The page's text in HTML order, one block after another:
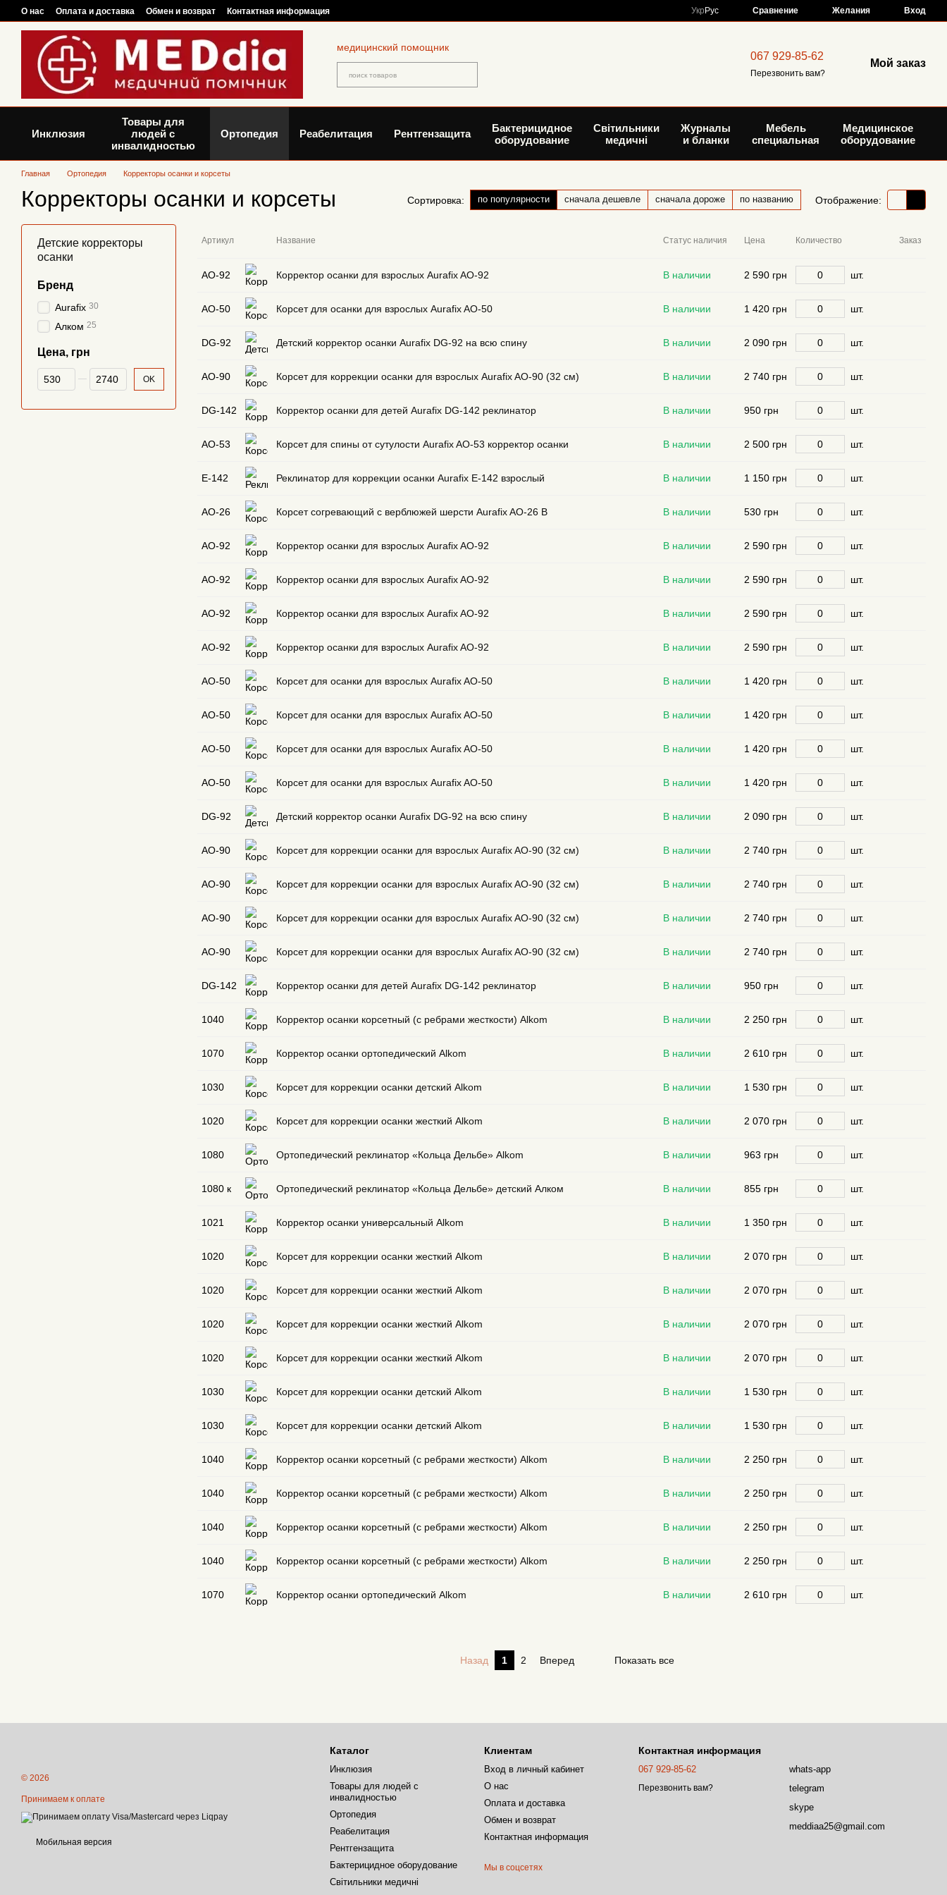
Перейти к основному контенту
О нас Оплата и доставка Обмен и возврат Контактная информация Укр Рус Сравнение Желания Вход
медицинский помощник
067 929-85-62
Перезвонить вам?
Мой заказ
Инклюзия
Товары для
людей с
инвалидностью
Ортопедия Реабелитация Рентгензащита
Бактерицидное
оборудование
Світильники
медичні
Журналы
и бланки
Мебель
специальная
Медицинское
оборудование
Главная Ортопедия Корректоры осанки и корсеты
Корректоры осанки и корсеты Сортировка: по популярности сначала дешевле сначала дороже по названию Отображение:
Артикул Название Статус наличия Цена Количество Заказ
АО-92 Корректор осанки для взрослых Aurafix AO-92 В наличии 2 590 грн шт.
АО-50 Корсет для осанки для взрослых Aurafix AO-50 В наличии 1 420 грн шт.
DG-92 Детский корректор осанки Aurafix DG-92 на всю спину В наличии 2 090 грн шт.
AO-90 Корсет для коррекции осанки для взрослых Aurafix AO-90 (32 см) В наличии 2 740 грн шт.
DG-142 Корректор осанки для детей Aurafix DG-142 реклинатор В наличии 950 грн шт.
AO-53 Корсет для спины от сутулости Aurafix AO-53 корректор осанки В наличии 2 500 грн шт.
E-142 Реклинатор для коррекции осанки Aurafix E-142 взрослый В наличии 1 150 грн шт.
AO-26 Корсет согревающий с верблюжей шерсти Aurafix AO-26 B В наличии 530 грн шт.
АО-92 Корректор осанки для взрослых Aurafix AO-92 В наличии 2 590 грн шт.
АО-92 Корректор осанки для взрослых Aurafix AO-92 В наличии 2 590 грн шт.
АО-92 Корректор осанки для взрослых Aurafix AO-92 В наличии 2 590 грн шт.
АО-92 Корректор осанки для взрослых Aurafix AO-92 В наличии 2 590 грн шт.
АО-50 Корсет для осанки для взрослых Aurafix AO-50 В наличии 1 420 грн шт.
АО-50 Корсет для осанки для взрослых Aurafix AO-50 В наличии 1 420 грн шт.
АО-50 Корсет для осанки для взрослых Aurafix AO-50 В наличии 1 420 грн шт.
АО-50 Корсет для осанки для взрослых Aurafix AO-50 В наличии 1 420 грн шт.
DG-92 Детский корректор осанки Aurafix DG-92 на всю спину В наличии 2 090 грн шт.
AO-90 Корсет для коррекции осанки для взрослых Aurafix AO-90 (32 см) В наличии 2 740 грн шт.
AO-90 Корсет для коррекции осанки для взрослых Aurafix AO-90 (32 см) В наличии 2 740 грн шт.
AO-90 Корсет для коррекции осанки для взрослых Aurafix AO-90 (32 см) В наличии 2 740 грн шт.
AO-90 Корсет для коррекции осанки для взрослых Aurafix AO-90 (32 см) В наличии 2 740 грн шт.
DG-142 Корректор осанки для детей Aurafix DG-142 реклинатор В наличии 950 грн шт.
1040 Корректор осанки корсетный (с ребрами жесткости) Alkom В наличии 2 250 грн шт.
1070 Корректор осанки ортопедический Alkom В наличии 2 610 грн шт.
1030 Корсет для коррекции осанки детский Alkom В наличии 1 530 грн шт.
1020 Корсет для коррекции осанки жесткий Alkom В наличии 2 070 грн шт.
1080 Ортопедический реклинатор «Кольца Дельбе» Alkom В наличии 963 грн шт.
1080 к Ортопедический реклинатор «Кольца Дельбе» детский Алком В наличии 855 грн шт.
1021 Корректор осанки универсальный Alkom В наличии 1 350 грн шт.
1020 Корсет для коррекции осанки жесткий Alkom В наличии 2 070 грн шт.
1020 Корсет для коррекции осанки жесткий Alkom В наличии 2 070 грн шт.
1020 Корсет для коррекции осанки жесткий Alkom В наличии 2 070 грн шт.
1020 Корсет для коррекции осанки жесткий Alkom В наличии 2 070 грн шт.
1030 Корсет для коррекции осанки детский Alkom В наличии 1 530 грн шт.
1030 Корсет для коррекции осанки детский Alkom В наличии 1 530 грн шт.
1040 Корректор осанки корсетный (с ребрами жесткости) Alkom В наличии 2 250 грн шт.
1040 Корректор осанки корсетный (с ребрами жесткости) Alkom В наличии 2 250 грн шт.
1040 Корректор осанки корсетный (с ребрами жесткости) Alkom В наличии 2 250 грн шт.
1040 Корректор осанки корсетный (с ребрами жесткости) Alkom В наличии 2 250 грн шт.
1070 Корректор осанки ортопедический Alkom В наличии 2 610 грн шт.
Назад 1 2 Вперед Показать все
Детские корректоры
осанки
Бренд
Aurafix 30
Алком 25
Цена, грн
От Цена, грн
До Цена, грн OK
© 2026
Принимаем к оплате
Мобильная версия
Каталог
Инклюзия
Товары для людей с
инвалидностью
Ортопедия
Реабелитация
Рентгензащита
Бактерицидное оборудование
Світильники медичні
Клиентам
Вход в личный кабинет
О нас
Оплата и доставка
Обмен и возврат
Контактная информация
Мы в соцсетях
Контактная информация
067 929-85-62
Перезвонить вам?
whats-app
telegram
skype
meddiaa25@gmail.com